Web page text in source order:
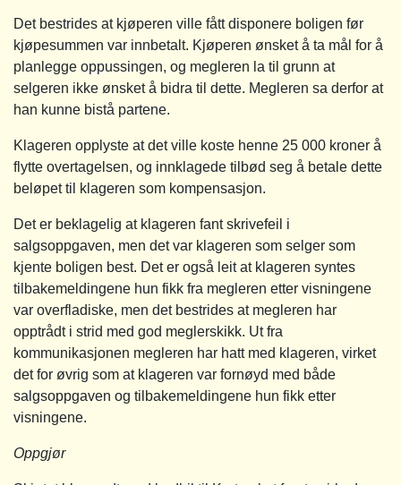
Det bestrides at kjøperen ville fått disponere boligen før
kjøpesummen var innbetalt. Kjøperen ønsket å ta mål for å
planlegge oppussingen, og megleren la til grunn at
selgeren ikke ønsket å bidra til dette. Megleren sa derfor at
han kunne bistå partene.
Klageren opplyste at det ville koste henne 25 000 kroner å
flytte overtagelsen, og innklagede tilbød seg å betale dette
beløpet til klageren som kompensasjon.
Det er beklagelig at klageren fant skrivefeil i
salgsoppgaven, men det var klageren som selger som
kjente boligen best. Det er også leit at klageren syntes
tilbakemeldingene hun fikk fra megleren etter visningene
var overfladiske, men det bestrides at megleren har
opptrådt i strid med god meglerskikk. Ut fra
kommunikasjonen megleren har hatt med klageren, virket
det for øvrig som at klageren var fornøyd med både
salgsoppgaven og tilbakemeldingene hun fikk etter
visningene.
Oppgjør